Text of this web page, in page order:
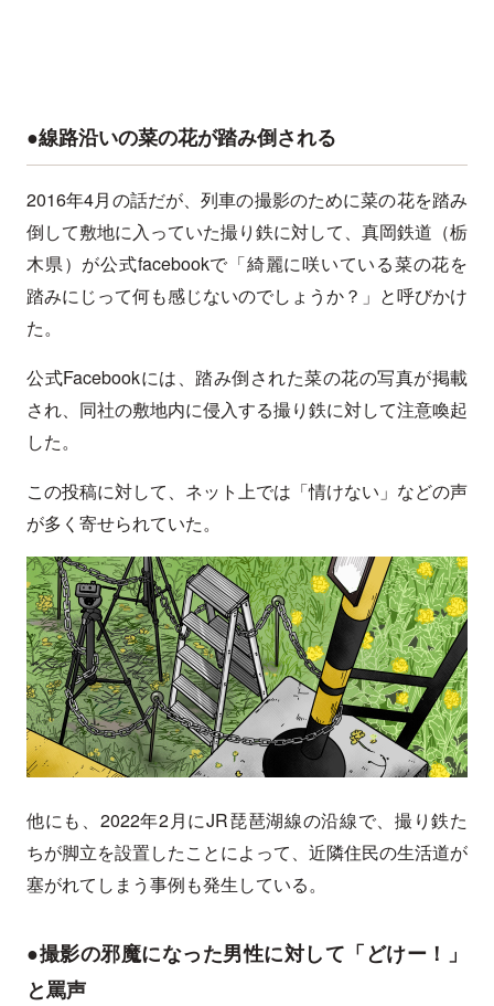
●線路沿いの菜の花が踏み倒される
2016年4月の話だが、列車の撮影のために菜の花を踏み
倒して敷地に入っていた撮り鉄に対して、真岡鉄道（栃
木県）が公式facebookで「綺麗に咲いている菜の花を
踏みにじって何も感じないのでしょうか？」と呼びかけ
た。
公式Facebookには、踏み倒された菜の花の写真が掲載
され、同社の敷地内に侵入する撮り鉄に対して注意喚起
した。
この投稿に対して、ネット上では「情けない」などの声
が多く寄せられていた。
他にも、2022年2月にJR琵琶湖線の沿線で、撮り鉄た
ちが脚立を設置したことによって、近隣住民の生活道が
塞がれてしまう事例も発生している。
●撮影の邪魔になった男性に対して「どけー！」
と罵声